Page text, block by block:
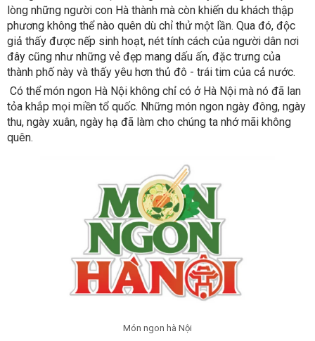
lòng những người con Hà thành mà còn khiến du khách thập
phương không thể nào quên dù chỉ thử một lần. Qua đó, độc
giả thấy được nếp sinh hoạt, nét tính cách của người dân nơi
đây cũng như những vẻ đẹp mang dấu ấn, đặc trưng của
thành phố này và thấy yêu hơn thủ đô - trái tim của cả nước.
Có thể món ngon Hà Nội không chỉ có ở Hà Nội mà nó đã lan
tỏa khắp mọi miền tổ quốc. Những món ngon ngày đông, ngày
thu, ngày xuân, ngày hạ đã làm cho chúng ta nhớ mãi không
quên.
Món ngon hà Nội